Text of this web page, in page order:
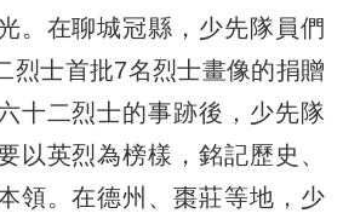
。在聊城冠縣，少先隊員們
烈士首批7名烈士畫像的捐贈
十二烈士的事跡後，少先隊
以英烈為榜樣，銘記歷史、
領。在德州、棗莊等地，少